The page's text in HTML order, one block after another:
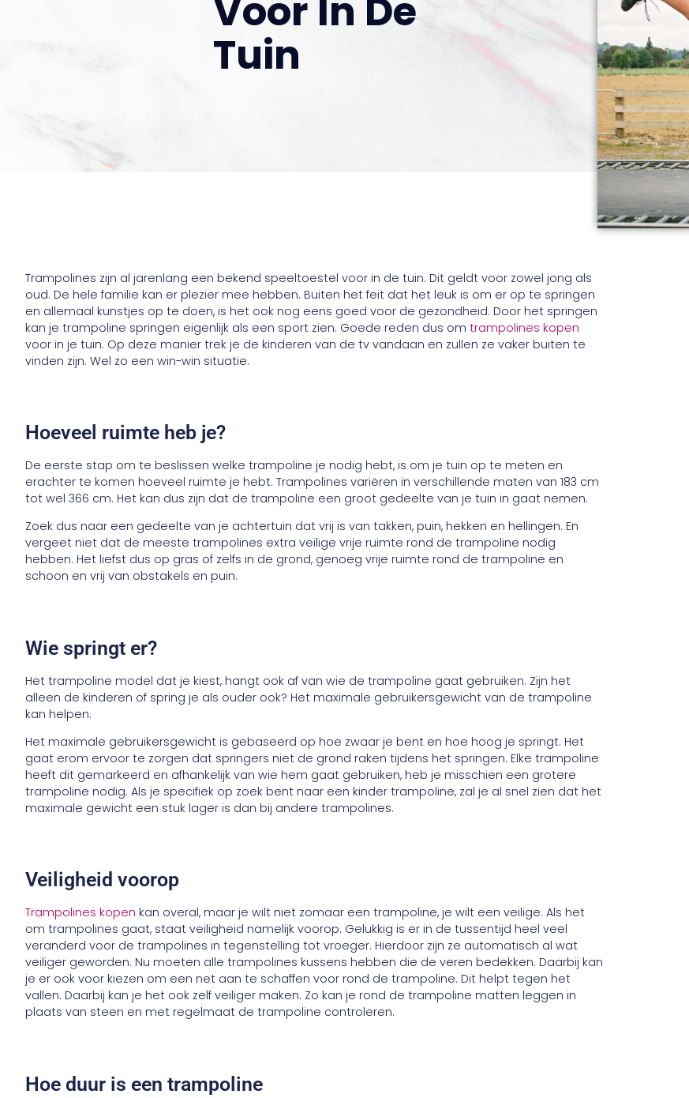
Voor In De
Tuin
Trampolines zijn al jarenlang een bekend speeltoestel voor in de tuin. Dit geldt voor zowel jong als
oud. De hele familie kan er plezier mee hebben. Buiten het feit dat het leuk is om er op te springen
en allemaal kunstjes op te doen, is het ook nog eens goed voor de gezondheid. Door het springen
kan je trampoline springen eigenlijk als een sport zien. Goede reden dus omtrampolines kopen
voor in je tuin. Op deze manier trek je de kinderen van de tv vandaan en zullen ze vaker buiten te
vinden zijn. Wel zo een win-win situatie.
Hoeveel ruimte heb je?
De eerste stap om te beslissen welke trampoline je nodig hebt, is om je tuin op te meten en
erachter te komen hoeveel ruimte je hebt. Trampolines variëren in verschillende maten van 183 cm
tot wel 366 cm. Het kan dus zijn dat de trampoline een groot gedeelte van je tuin in gaat nemen.
Zoek dus naar een gedeelte van je achtertuin dat vrij is van takken, puin, hekken en hellingen. En
vergeet niet dat de meeste trampolines extra veilige vrije ruimte rond de trampoline nodig
hebben. Het liefst dus op gras of zelfs in de grond, genoeg vrije ruimte rond de trampoline en
schoon en vrij van obstakels en puin.
Wie springt er?
Het trampoline model dat je kiest, hangt ook af van wie de trampoline gaat gebruiken. Zijn het
alleen de kinderen of spring je als ouder ook? Het maximale gebruikersgewicht van de trampoline
kan helpen.
Het maximale gebruikersgewicht is gebaseerd op hoe zwaar je bent en hoe hoog je springt. Het
gaat erom ervoor te zorgen dat springers niet de grond raken tijdens het springen. Elke trampoline
heeft dit gemarkeerd en afhankelijk van wie hem gaat gebruiken, heb je misschien een grotere
trampoline nodig. Als je specifiek op zoek bent naar een kinder trampoline, zal je al snel zien dat het
maximale gewicht een stuk lager is dan bij andere trampolines.
Veiligheid voorop
Trampolines kopen kan overal, maar je wilt niet zomaar een trampoline, je wilt een veilige. Als het
om trampolines gaat, staat veiligheid namelijk voorop. Gelukkig is er in de tussentijd heel veel
veranderd voor de trampolines in tegenstelling tot vroeger. Hierdoor zijn ze automatisch al wat
veiliger geworden. Nu moeten alle trampolines kussens hebben die de veren bedekken. Daarbij kan
je er ook voor kiezen om een net aan te schaffen voor rond de trampoline. Dit helpt tegen het
vallen. Daarbij kan je het ook zelf veiliger maken. Zo kan je rond de trampoline matten leggen in
plaats van steen en met regelmaat de trampoline controleren.
Hoe duur is een trampoline